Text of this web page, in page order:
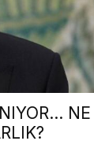
NE